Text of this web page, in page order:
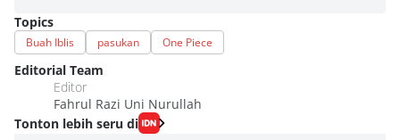
Topics
Buah Iblis pasukan One Piece
Editorial Team
Editor
Fahrul Razi Uni Nurullah
Tonton lebih seru di